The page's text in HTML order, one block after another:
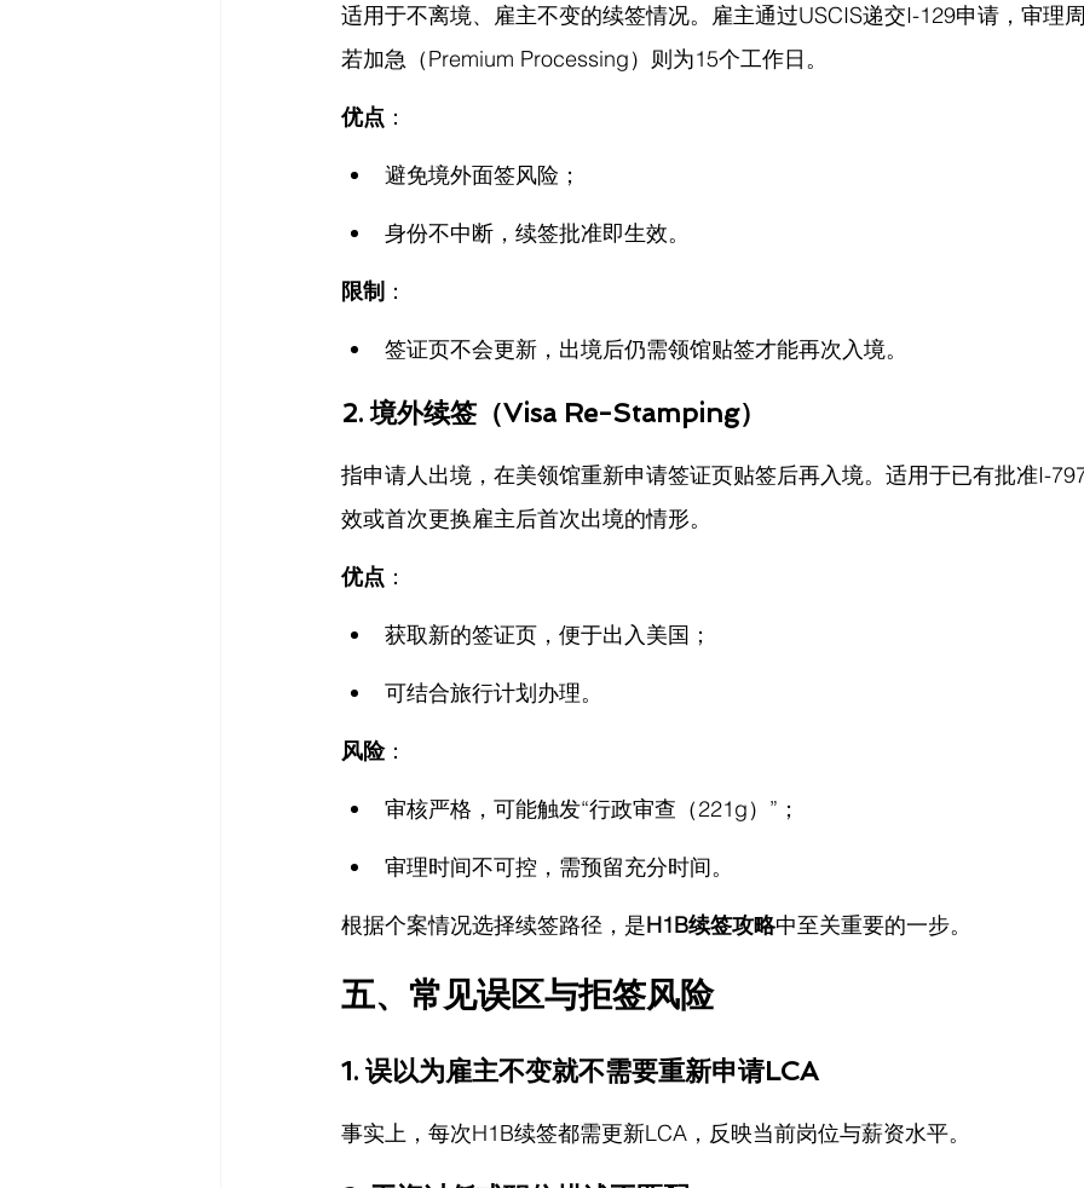
适用于不离境、雇主不变的续签情况。雇主通过USCIS递交I-129申请，审理
若加急（Premium Processing）则为15个工作日。
优点 ：
避免境外面签风险；
身份不中断，续签批准即生效。
限制 ：
签证页不会更新，出境后仍需领馆贴签才能再次入境。
2. 境外续签（Visa Re-Stamping）
指申请人出境，在美领馆重新申请签证页贴签后再入境。适用于已有批准I-
效或首次更换雇主后首次出境的情形。
优点 ：
获取新的签证页，便于出入美国；
可结合旅行计划办理。
风险：
审核严格，可能触发“行政审查（221g）”；
审理时间不可控，需预留充分时间。
根据个案情况选择续签路径，是H1B续签攻略中至关重要的一步。
五、常见误区与拒签风险
1. 误以为雇主不变就不需要重新申请LCA
事实上，每次H1B续签都需更新LCA，反映当前岗位与薪资水平。